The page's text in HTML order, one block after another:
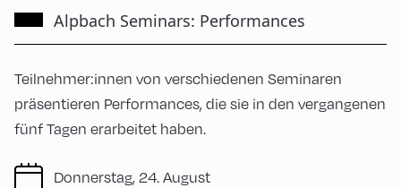
Alpbach Seminars: Performances
Donnerstag, 24. August
Teilnehmer:innen von verschiedenen Seminaren
präsentieren Performances, die sie in den vergangenen
fünf Tagen erarbeitet haben.